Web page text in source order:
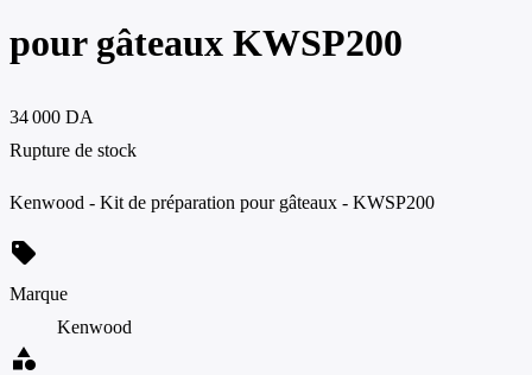
pour gâteaux KWSP200
34 000 DA
Rupture de stock
Kenwood - Kit de préparation pour gâteaux - KWSP200
sell
Marque
Kenwood
category